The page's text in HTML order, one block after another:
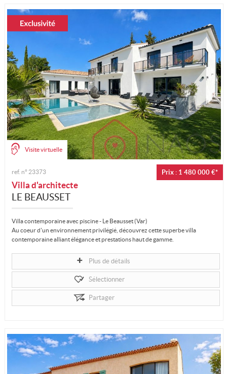
Mon compte
Ma sélection
Visite virtuelle
Prix : 1 480 000 €*
ref. n° 23373
Villa d'architecte
LE BEAUSSET
Villa contemporaine avec piscine - Le Beausset (Var)
Au coeur d'un environnement privilégié, découvrez cette superbe villa
contemporaine alliant élégance et prestations haut de gamme.
Plus de détails
Sélectionner
Partager